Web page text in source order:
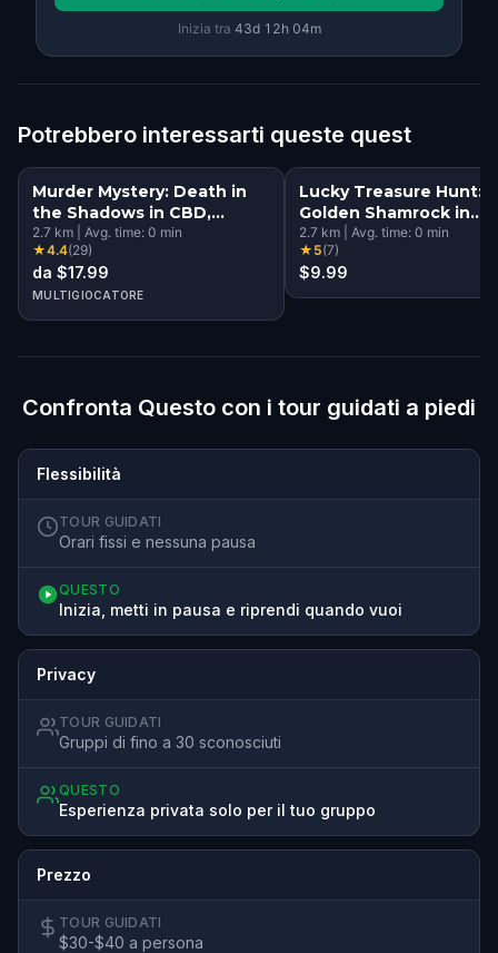
Inizia tra 43d 12h 04m
Potrebbero interessarti queste quest
Murder Mystery: Death in
the Shadows in CBD,
Canberra
2.7 km Avg. time: 0 min
★4.4(29)
da $17.99
MULTIGIOCATORE
Lucky Treasure Hunt:
Golden Shamrock in
Canberra
2.7 km Avg. time: 0 min
★ 5(7)
$9.99
Confronta Questo con i tour guidati a piedi
Flessibilità
TOUR GUIDATI
Orari fissi e nessuna pausa
QUESTO
Inizia, metti in pausa e riprendi quando vuoi
Privacy
TOUR GUIDATI
Gruppi di fino a 30 sconosciuti
QUESTO
Esperienza privata solo per il tuo gruppo
Prezzo
TOUR GUIDATI
$30-$40 a persona